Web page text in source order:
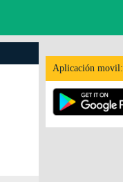
Aplicación movil: